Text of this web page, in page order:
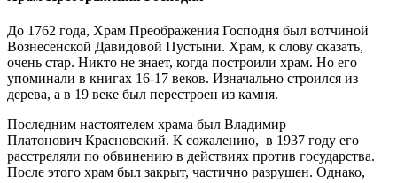
До 1762 года, Храм Преображения Господня был вотчиной
Вознесенской Давидовой Пустыни. Храм, к слову сказать,
очень стар. Никто не знает, когда построили храм. Но его
упоминали в книгах 16-17 веков. Изначально строился из
дерева, а в 19 веке был перестроен из камня.
Последним настоятелем храма был Владимир
Платонович Красновский. К сожалению, в 1937 году его
расстреляли по обвинению в действиях против государства.
После этого храм был закрыт, частично разрушен. Однако,